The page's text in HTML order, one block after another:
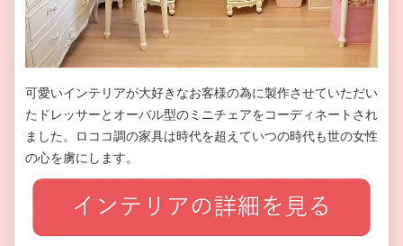
可愛いインテリアが大好きなお客様の為に製作させていただい
たドレッサーとオーバル型のミニチェアをコーディネートされ
ました。ロココ調の家具は時代を超えていつの時代も世の女性
の心を虜にします。